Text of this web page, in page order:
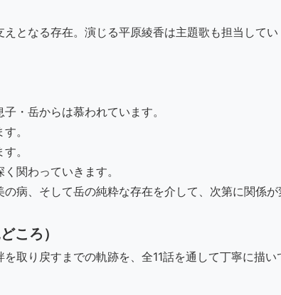
となる存在。演じる平原綾香は主題歌も担当してい
・岳からは慕われています。
。
。
関わっていきます。
病、そして岳の純粋な存在を介して、次第に関係が
ころ）
取り戻すまでの軌跡を、全11話を通して丁寧に描い